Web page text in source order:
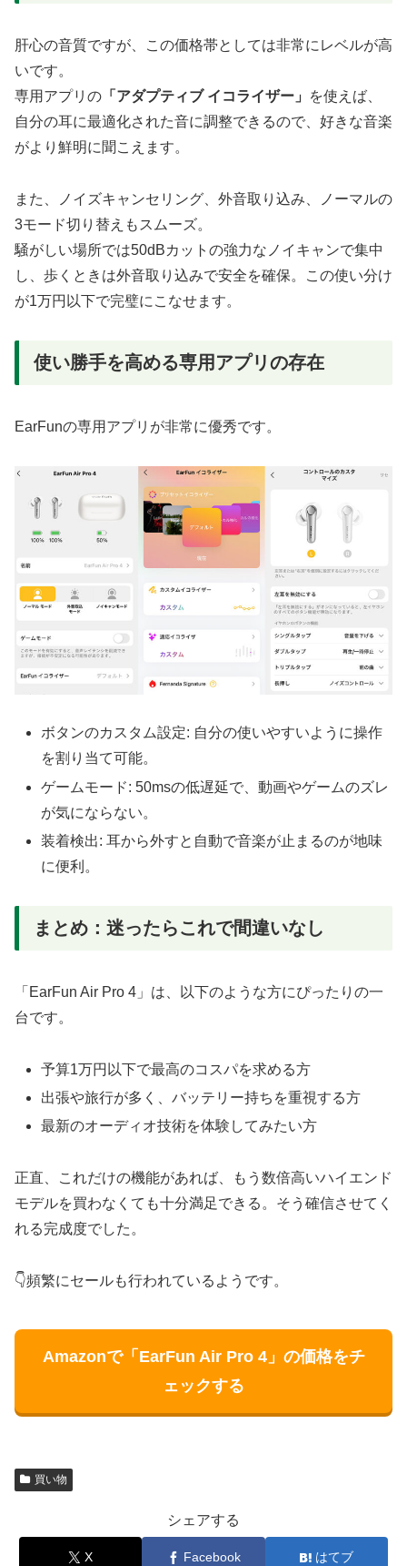
肝心の音質ですが、この価格帯としては非常にレベルが高
いです。
専用アプリの 「アダプティブ イコライザー」
を使えば、
自分の耳に最適化された音に調整できるので、好きな音楽
がより鮮明に聞こえます。
また、ノイズキャンセリング、外音取り込み、ノーマルの
3モード切り替えもスムーズ。
騒がしい場所では50dBカットの強力なノイキャンで集中
し、歩くときは外音取り込みで安全を確保。この使い分け
が1万円以下で完璧にこなせます。
使い勝手を高める専用アプリの存在
EarFunの専用アプリが非常に優秀です。
ボタンのカスタム設定: 自分の使いやすいように操作
を割り当て可能。
ゲームモード: 50msの低遅延で、動画やゲームのズレ
が気にならない。
装着検出: 耳から外すと自動で音楽が止まるのが地味
に便利。
まとめ：迷ったらこれで間違いなし
「EarFun Air Pro 4」は、以下のような方にぴったりの一
台です。
予算1万円以下で最高のコスパを求める方
出張や旅行が多く、バッテリー持ちを重視する方
最新のオーディオ技術を体験してみたい方
正直、これだけの機能があれば、もう数倍高いハイエンド
モデルを買わなくても十分満足できる。そう確信させてく
れる完成度でした。
👇頻繁にセールも行われているようです。
Amazonで「EarFun Air Pro 4」の価格をチ
ェックする
買い物
シェアする
X Facebook はてブ